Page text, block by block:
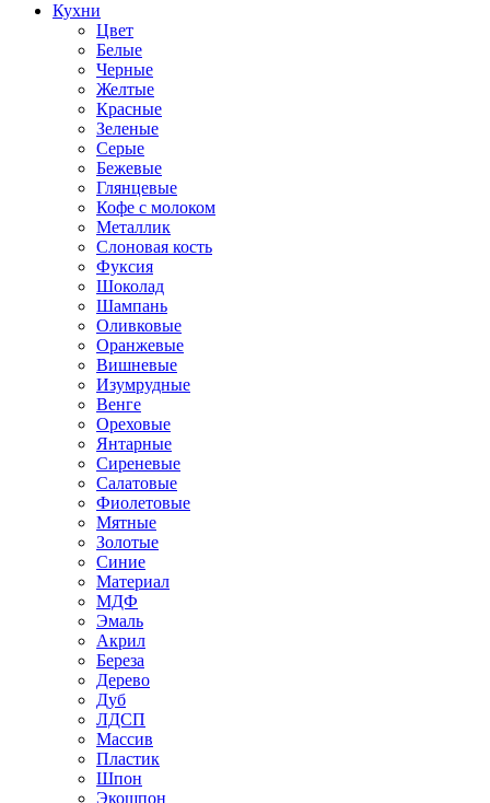
Кухни
Цвет
Белые
Черные
Желтые
Красные
Зеленые
Серые
Бежевые
Глянцевые
Кофе с молоком
Металлик
Слоновая кость
Фуксия
Шоколад
Шампань
Оливковые
Оранжевые
Вишневые
Изумрудные
Венге
Ореховые
Янтарные
Сиреневые
Салатовые
Фиолетовые
Мятные
Золотые
Синие
Материал
МДФ
Эмаль
Акрил
Береза
Дерево
Дуб
ЛДСП
Массив
Пластик
Шпон
Экошпон